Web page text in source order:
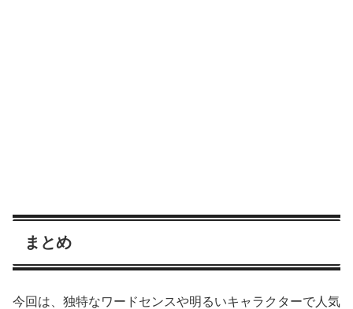
まとめ
今回は、独特なワードセンスや明るいキャラクターで人気